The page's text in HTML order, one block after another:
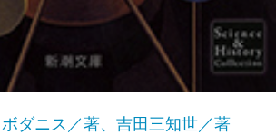
ダニス／著、吉田三知世／著